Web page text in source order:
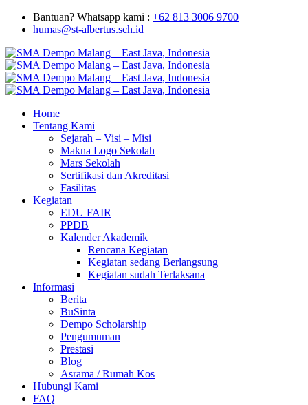
Bantuan? Whatsapp kami : +62 813 3006 9700
humas@st-albertus.sch.id
Home
Tentang Kami
Sejarah – Visi – Misi
Makna Logo Sekolah
Mars Sekolah
Sertifikasi dan Akreditasi
Fasilitas
Kegiatan
EDU FAIR
PPDB
Kalender Akademik
Rencana Kegiatan
Kegiatan sedang Berlangsung
Kegiatan sudah Terlaksana
Informasi
Berita
BuSinta
Dempo Scholarship
Pengumuman
Prestasi
Blog
Asrama / Rumah Kos
Hubungi Kami
FAQ